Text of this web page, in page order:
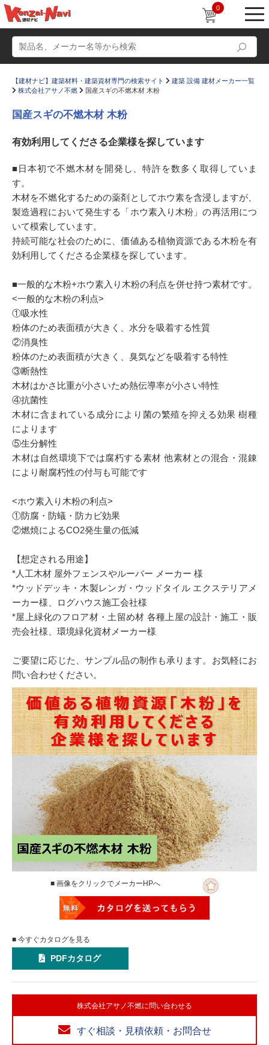
0
かたなび コラム
すまいリング 設計士インタビュー
Q＆A 販売・施工代理店募集
お気に入り
【建材ナビ】建築材料・建築資材専門の検索サイト
建築 設備 建材メーカー一覧
株式会社アサノ不燃
国産スギの不燃木材 木粉
国産スギの不燃木材 木粉
有効利用してくださる企業様を探しています
■日本初で不燃木材を開発し、特許を数多く取得していま
す。
木材を不燃化するための薬剤としてホウ素を含浸しますが、
製造過程において発生する「ホウ素入り木粉」の再活用につ
いて模索しています。
持続可能な社会のために、価値ある植物資源である木粉を有
効利用してくださる企業様を探しています。
■一般的な木粉+ホウ素入り木粉の利点を併せ持つ素材です。
<一般的な木粉の利点>
①吸水性
粉体のため表面積が大きく、水分を吸着する性質
②消臭性
粉体のため表面積が大きく、臭気などを吸着する特性
③断熱性
木材はかさ比重が小さいため熱伝導率が小さい特性
④抗菌性
木材に含まれている成分により菌の繁殖を抑える効果 樹種
によります
⑤生分解性
木材は自然環境下では腐朽する素材 他素材との混合・混錬
により耐腐朽性の付与も可能です
<ホウ素入り木粉の利点>
①防腐・防蟻・防カビ効果
②燃焼によるCO2発生量の低減
【想定される用途】
*人工木材 屋外フェンスやルーバー メーカー 様
*ウッドデッキ・木製レンガ・ウッドタイル エクステリアメ
ーカー様、ログハウス施工会社様
*屋上緑化のフロア材・土留め材 各種上屋の設計・施工・販
売会社様、環境緑化資材メーカー様
ご要望に応じた、サンプル品の制作も承ります。お気軽にお
問い合わせください。
■ 画像をクリックでメーカーHPへ
■ 今すぐカタログを見る
PDFカタログ
株式会社アサノ不燃に問い合わせる
すぐ相談・見積依頼・お問合せ